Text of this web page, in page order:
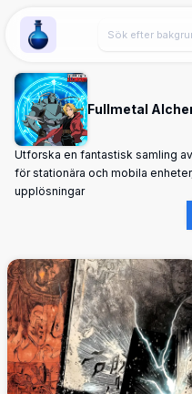
Wallpaper Alchemy
Fullmetal
Utforska en fantastisk samling
för stationära och mobila
upplösningar